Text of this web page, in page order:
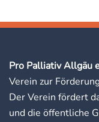
Pro Palliativ Allgäu
Verein zur
Der Verein fördert
und die öffentliche